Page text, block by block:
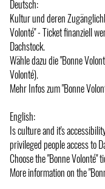
Deutsch:
Kultur und deren
Volonté" - Ticket finanziell
Dachstock.
Wähle dazu die "Bonne
Volonté).
Mehr Infos zum "Bonne
English:
Is culture and it's
privileged people access to
Choose the "Bonne Volonté"
More information on the